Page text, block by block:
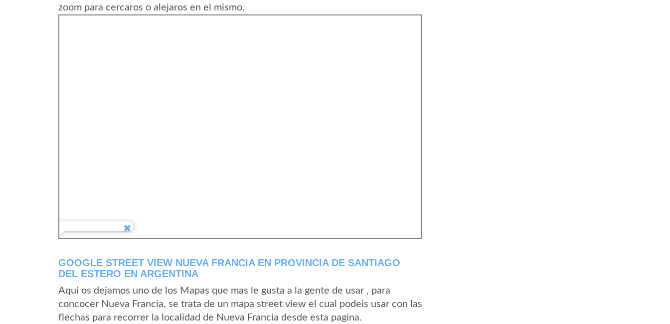
zoom para cercaros o alejaros en el mismo.
GOOGLE STREET VIEW NUEVA FRANCIA EN PROVINCIA DE SANTIAGO
DEL ESTERO EN ARGENTINA
Aqui os dejamos uno de los Mapas que mas le gusta a la gente de usar , para
concocer Nueva Francia, se trata de un mapa street view el cual podeis usar con las
flechas para recorrer la localidad de Nueva Francia desde esta pagina.